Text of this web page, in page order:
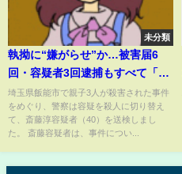
未分類
執拗に“嫌がらせ”か…被害届6
回・容疑者3回逮捕もすべて「不
起訴」埼玉・3人殺害(2022年12
月27日)
埼玉県飯能市で親子3人が殺害された事件
をめぐり、警察は容疑を殺人に切り替え
て、斎藤淳容疑者（40）を送検しまし
た。 斎藤容疑者は、事件につい...